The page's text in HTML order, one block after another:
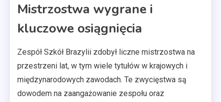
Mistrzostwa wygrane i
kluczowe osiągnięcia
Zespół Szkół Brazylii zdobył liczne mistrzostwa na
przestrzeni lat, w tym wiele tytułów w krajowych i
międzynarodowych zawodach. Te zwycięstwa są
dowodem na zaangażowanie zespołu oraz